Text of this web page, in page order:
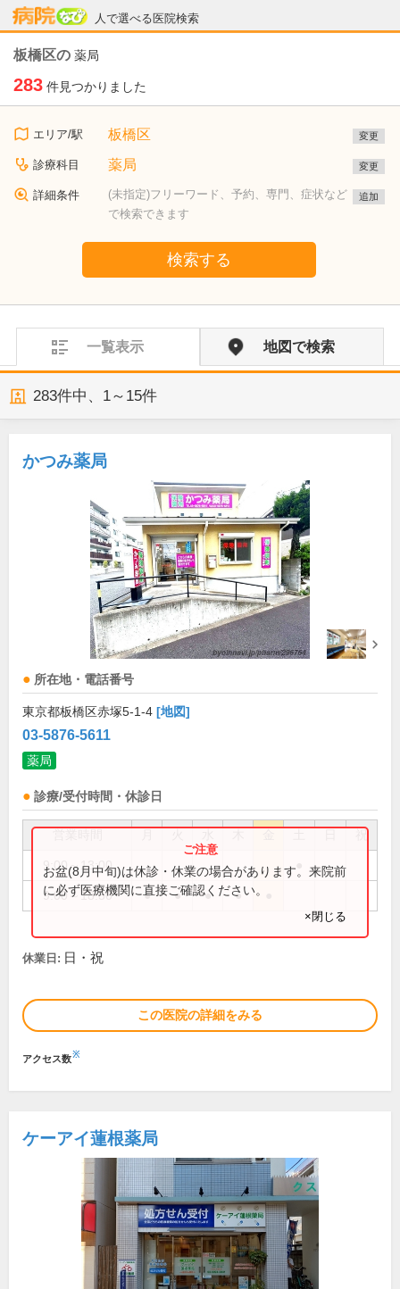
人で選べる医院検索
病院なび
板橋区の 薬局
283 件見つかりました
エリア/駅 板橋区 変更
診療科目 薬局 変更
詳細条件
(未指定)フリーワード、予約、専門、症状など
で検索できます
追加
検索する
一覧表示 地図で検索
283件中、 1～15件
かつみ薬局
所在地・電話番号
東京都板橋区赤塚5-1-4 [地図]
03-5876-5611
薬局
診療/受付時間・休診日
祝
9:00～13:00
9:00～18:30 ● ● ● ●
お盆(8月中旬)は休診・休業の場合があります。来院前
に必ず医療機関に直接ご確認ください。
×閉じる
休業日: 日・祝
この医院の詳細をみる
アクセス数※
ケーアイ蓮根薬局